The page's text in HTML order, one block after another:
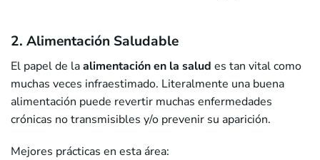
2. Alimentación Saludable
El papel de laalimentación en la salud es tan vital como
muchas veces infraestimado. Literalmente una buena
alimentación puede revertir muchas enfermedades
crónicas no transmisibles y/o prevenir su aparición.
Mejores prácticas en esta área: